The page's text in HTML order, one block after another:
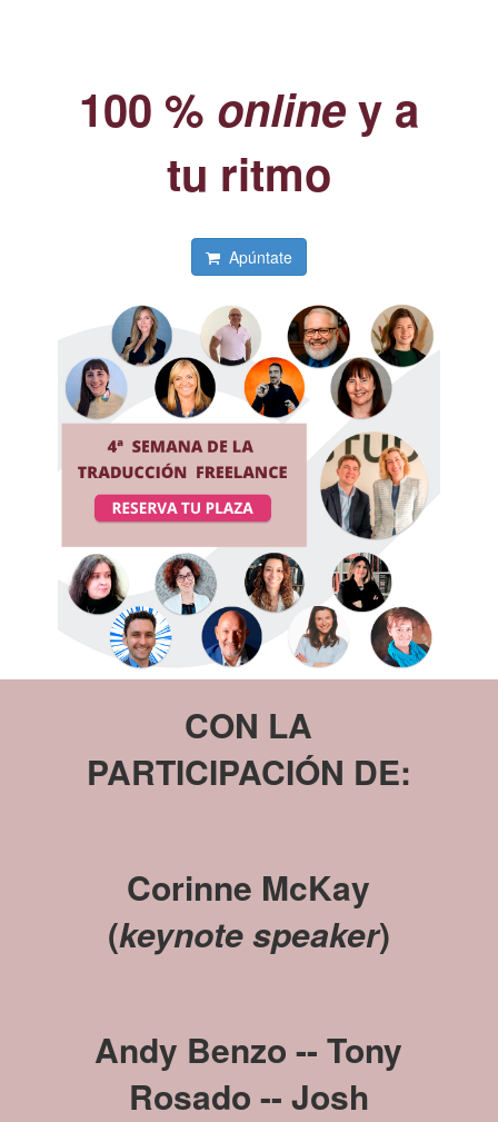
100 % onliney a
tu ritmo
Apúntate
CON LA
PARTICIPACIÓN DE:
Corinne McKay
(keynote speaker)
Andy Benzo --Tony
Rosado -- Josh